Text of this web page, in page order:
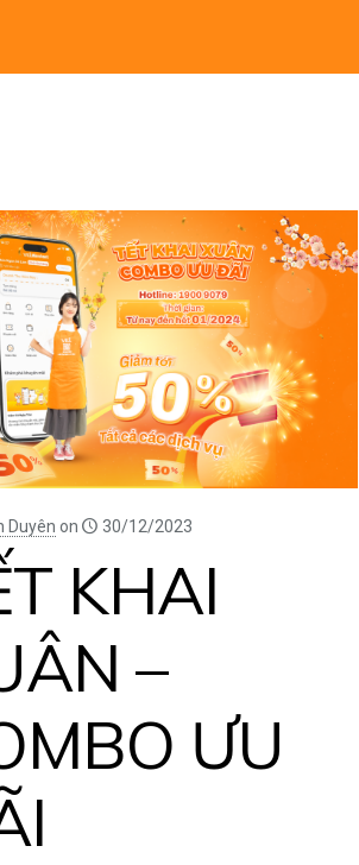
Duyên on 30/12/2023
KHAI
–
ƯU